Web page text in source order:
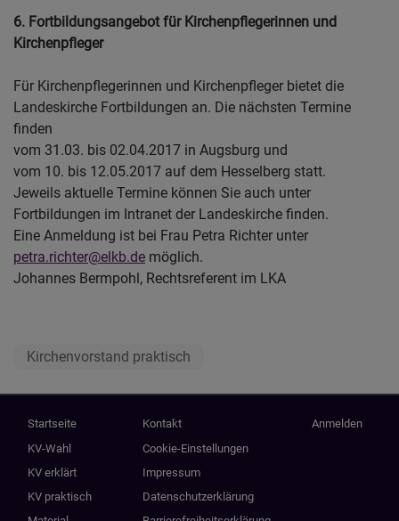
6. Fortbildungsangebot für Kirchenpflegerinnen und
Kirchenpfleger
Für Kirchenpflegerinnen und Kirchenpfleger bietet die
Landeskirche Fortbildungen an. Die nächsten Termine
finden
vom 31.03. bis 02.04.2017 in Augsburg und
vom 10. bis 12.05.2017 auf dem Hesselberg statt.
Jeweils aktuelle Termine können Sie auch unter
Fortbildungen im Intranet der Landeskirche finden.
Eine Anmeldung ist bei Frau Petra Richter unter
petra.richter@elkb.de möglich.
Johannes Bermpohl, Rechtsreferent im LKA
Kirchenvorstand praktisch
Hauptnavigation
Startseite
KV-Wahl
KV erklärt
KV praktisch
Fußbereichsmenü
Kontakt
Cookie-Einstellungen
Impressum
Datenschutzerklärung
Benutzermenü
Anmelden